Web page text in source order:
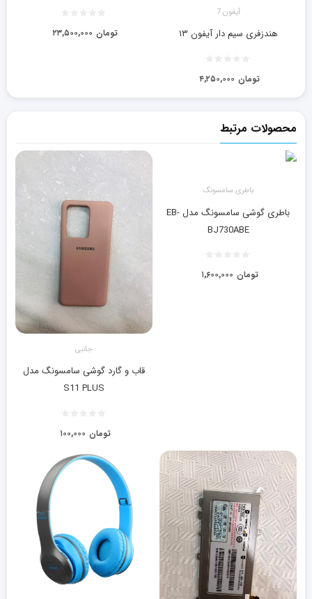
آیفون 7
هندزفری سیم دار آیفون ۱۳
۴,۲۵۰,۰۰۰ تومان
۲۳,۵۰۰,۰۰۰ تومان
محصولات مرتبط
باطری سامسونگ
باطری گوشی سامسونگ مدل EB-
BJ730ABE
۱,۶۰۰,۰۰۰ تومان
جانبی
قاب و گارد گوشی سامسونگ مدل
S11 PLUS
۱۰۰,۰۰۰ تومان